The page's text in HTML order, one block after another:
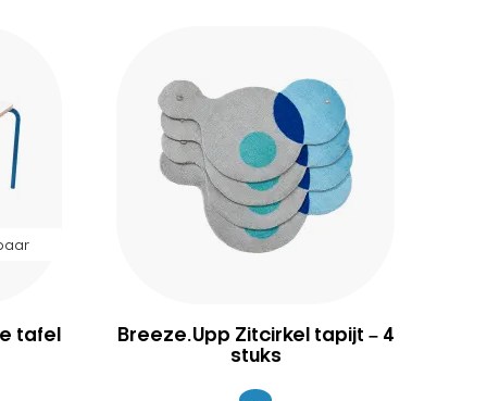
tafel
Breeze.Upp Zitcirkel tapijt – 4
stuks